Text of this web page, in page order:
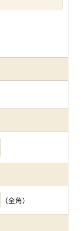
（全角）